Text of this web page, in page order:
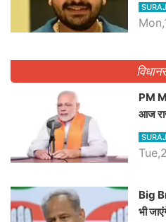
PM
आज
रैली,
Big
भी